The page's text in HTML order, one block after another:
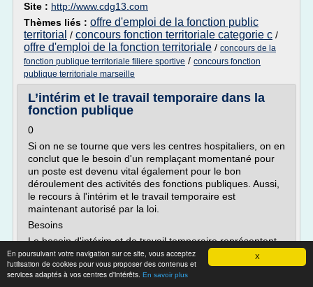
X
En poursuivant votre navigation sur ce site, vous acceptez
l'utilisation de cookies pour vous proposer des contenus et
services adaptés à vos centres d'intérêts. En savoir plus
Site : http://www.cdg13.com
Thèmes liés : offre d'emploi de la fonction public
territorial / concours fonction territoriale categorie c /
offre d'emploi de la fonction territoriale / concours de la
fonction publique territoriale filiere sportive / concours fonction
publique territoriale marseille
L’intérim et le travail temporaire dans la
fonction publique
0
Si on ne se tourne que vers les centres hospitaliers, on en
conclut que le besoin d'un remplaçant momentané pour
un poste est devenu vital également pour le bon
déroulement des activités des fonctions publiques. Aussi,
le recours à l'intérim et le travail temporaire est
maintenant autorisé par la loi.
Besoins
Le besoin d'intérim et de travail temporaire représentent
un excédent de...
Lire la suite